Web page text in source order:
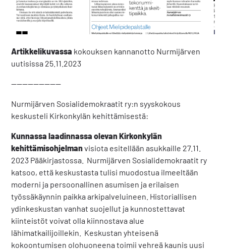
Artikkelikuvassa kokouksen kannanotto Nurmijärven
uutisissa 25.11.2023
—————————
Nurmijärven Sosialidemokraatit ry:n syyskokous
keskusteli Kirkonkylän kehittämisestä:
Kunnassa laadinnassa olevan Kirkonkylän
kehittämisohjelmanvisiota esitellään asukkaille 27.11.
2023 Pääkirjastossa. Nurmijärven Sosialidemokraatit ry
katsoo, että keskustasta tulisi muodostua ilmeeltään
moderni ja persoonallinen asumisen ja erilaisen
työssäkäynnin paikka arkipalveluineen. Historiallisen
ydinkeskustan vanhat suojellut ja kunnostettavat
kiinteistöt voivat olla kiinnostava alue
lähimatkailijoillekin. Keskustan yhteisenä
kokoontumisen olohuoneena toimii vehreä kaunis uusi